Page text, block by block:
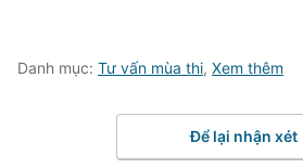
Danh mục: Tư vấn mùa thi, Xem thêm
Để lại nhận xét